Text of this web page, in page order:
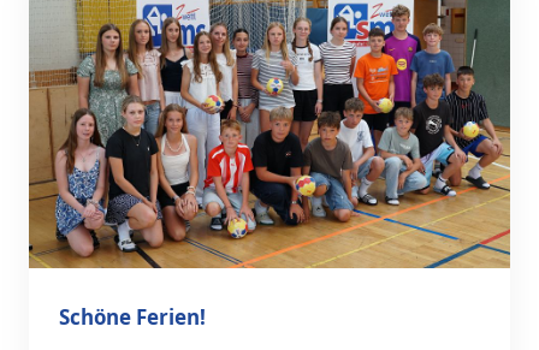
Schöne Ferien!